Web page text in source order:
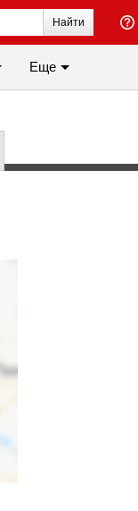
Найти
Еще